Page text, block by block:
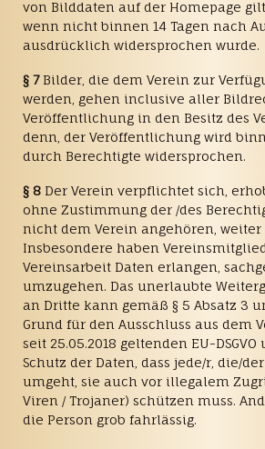
von Bilddaten auf der Homepage
wenn nicht binnen 14 Tagen nach
ausdrücklich widersprochen wurde.
§ 7Bilder, die dem Verein zur
werden, gehen inclusive aller
Veröffentlichung in den Besitz des
denn, der Veröffentlichung wird
durch Berechtigte widersprochen.
§ 8 Der Verein verpflichtet sich,
ohne Zustimmung der /des
nicht dem Verein angehören, weiter
Insbesondere haben
Vereinsarbeit Daten erlangen,
umzugehen. Das unerlaubte
an Dritte kann gemäß § 5 Absatz 3
Grund für den Ausschluss aus dem
seit 25.05.2018 geltenden EU-
Schutz der Daten, dass jede/r, die/
umgeht, sie auch vor illegalem
Viren / Trojaner) schützen muss.
die Person grob fahrlässig.